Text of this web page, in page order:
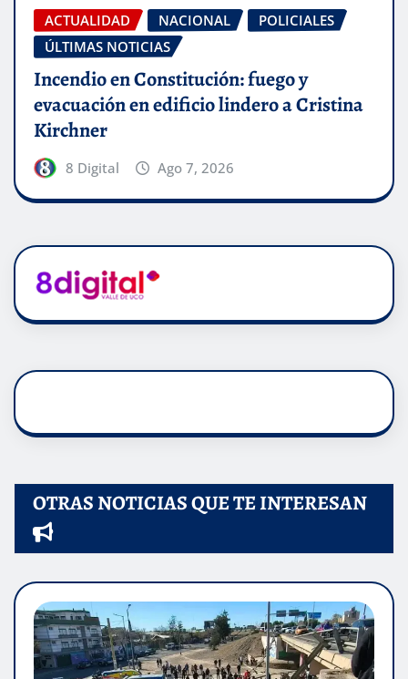
ACTUALIDAD NACIONAL
POLICIALES
ÚLTIMAS NOTICIAS
Incendio en Constitución: fuego y
evacuación en edificio lindero a Cristina
Kirchner
8 Digital Ago 7, 2026
OTRAS NOTICIAS QUE TE INTERESAN